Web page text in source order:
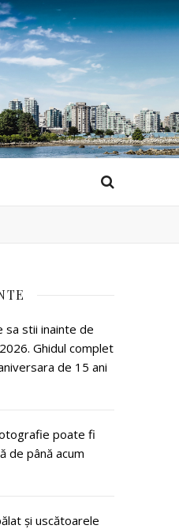
sa stii inainte de
Ghidul complet
de 15 ani
poate fi
de până acum
și uscătoarele